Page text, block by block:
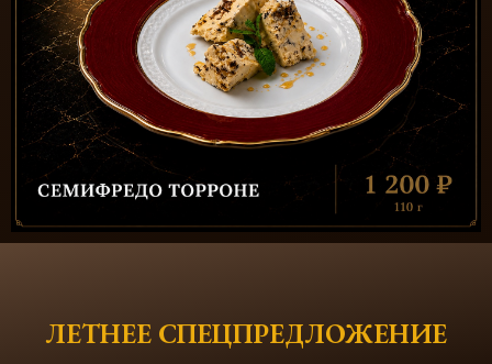
ЛЕТНЕЕ СПЕЦПРЕДЛОЖЕНИЕ